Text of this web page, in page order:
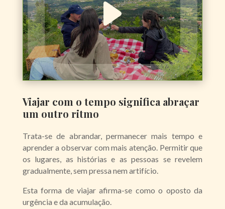
Viajar com o tempo significa abraçar
um outro ritmo
Trata-se de abrandar, permanecer mais tempo e
aprender a observar com mais atenção. Permitir que
os lugares, as histórias e as pessoas se revelem
gradualmente, sem pressa nem artifício.
Esta forma de viajar afirma-se como o oposto da
urgência e da acumulação.